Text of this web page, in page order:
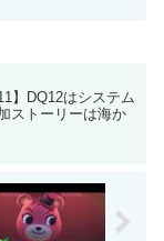
】DQ12はシステム
ストーリーは海か